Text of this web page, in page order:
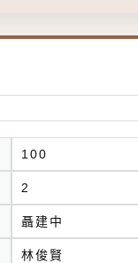
100
2
聶建中
林俊賢